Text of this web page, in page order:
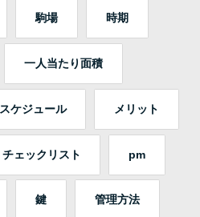
駒場 時期
一人当たり面積
スケジュール メリット
チェックリスト pm
鍵 管理方法